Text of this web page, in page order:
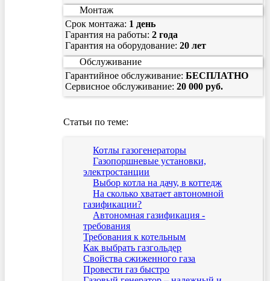
Монтаж
Срок монтажа: 1 день
Гарантия на работы:2 года
Гарантия на оборудование:20 лет
Обслуживание
Гарантийное обслуживание:БЕСПЛАТНО
Сервисное обслуживание:20 000 руб.
Статьи по теме:
Котлы газогенераторы
Газопоршневые установки,
электростанции
Выбор котла на дачу, в коттедж
На сколько хватает автономной
газификации?
Автономная газификация -
требования
Требования к котельным
Как выбрать газгольдер
Свойства сжиженного газа
Провести газ быстро